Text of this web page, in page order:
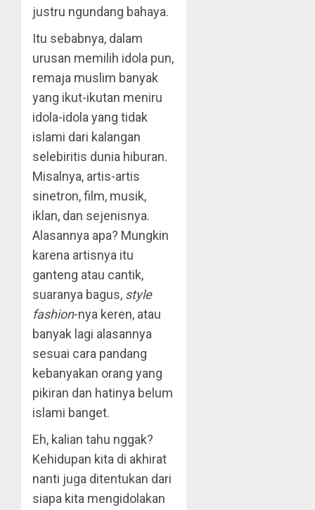
justru ngundang bahaya.
Itu sebabnya, dalam
urusan memilih idola pun,
remaja muslim banyak
yang ikut-ikutan meniru
idola-idola yang tidak
islami dari kalangan
selebiritis dunia hiburan.
Misalnya, artis-artis
sinetron, film, musik,
iklan, dan sejenisnya.
Alasannya apa? Mungkin
karena artisnya itu
ganteng atau cantik,
suaranya bagus, style
fashion-nya keren, atau
banyak lagi alasannya
sesuai cara pandang
kebanyakan orang yang
pikiran dan hatinya belum
islami banget.
Eh, kalian tahu nggak?
Kehidupan kita di akhirat
nanti juga ditentukan dari
siapa kita mengidolakan